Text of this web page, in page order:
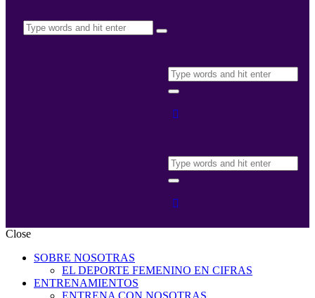
Close
SOBRE NOSOTRAS
EL DEPORTE FEMENINO EN CIFRAS
ENTRENAMIENTOS
ENTRENA CON NOSOTRAS